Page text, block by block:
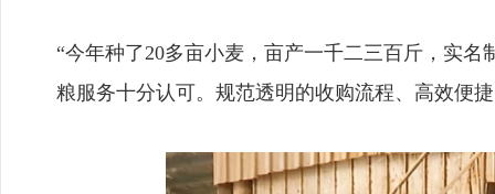
“今年种了20多亩小麦，亩产一千二三百斤，实
粮服务十分认可。规范透明的收购流程、高效便